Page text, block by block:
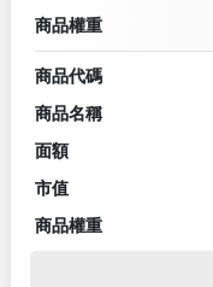
商品權重
商品代碼
商品名稱
面額
市值
商品權重